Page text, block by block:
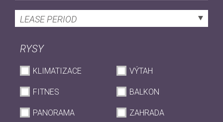
LEASE PERIOD
RYSY
KLIMATIZACE VÝTAH
FITNES BALKON
PANORAMA ZAHRADA